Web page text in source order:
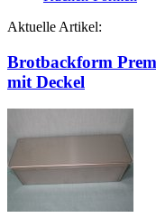
Aktuelle Artikel:
Brotbackform
mit Deckel